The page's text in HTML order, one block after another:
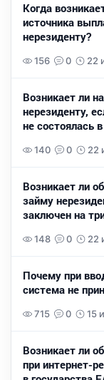
Когда
источника
нерезиденту?
156 0 22
Возникает ли
нерезиденту,
не состоялась
140 0 22
Возникает ли
займу
заключен на
148 0 22
Почему при
система не
715 0 15
Возникает ли
при интернет-